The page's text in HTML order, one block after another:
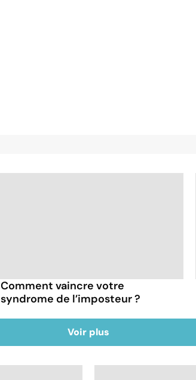
Comment vaincre votre
syndrome de l’imposteur ?
Voir plus